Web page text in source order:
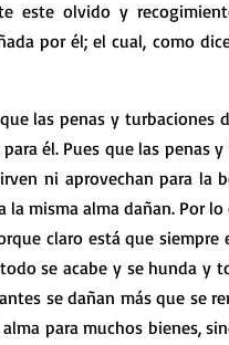
este olvido y
por él; el cual, como
las penas y turbaciones
él. Pues que las penas
ni aprovechan para la
misma alma dañan. Por
claro está que siempre
se acabe y se hunda y
se dañan más que se
para muchos bienes,